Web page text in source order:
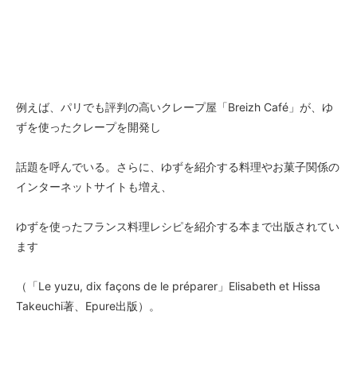
例えば、パリでも評判の高いクレープ屋「Breizh Café」が、ゆ
ずを使ったクレープを開発し
話題を呼んでいる。さらに、ゆずを紹介する料理やお菓子関係の
インターネットサイトも増え、
ゆずを使ったフランス料理レシピを紹介する本まで出版されてい
ます
（「Le yuzu, dix façons de le préparer」Elisabeth et Hissa
Takeuchi著、Epure出版）。